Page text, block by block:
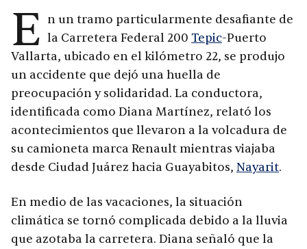
E n un tramo particularmente desafiante de
la Carretera Federal 200 Tepic-Puerto
Vallarta, ubicado en el kilómetro 22, se produjo
un accidente que dejó una huella de
preocupación y solidaridad. La conductora,
identificada como Diana Martínez, relató los
acontecimientos que llevaron a la volcadura de
su camioneta marca Renault mientras viajaba
desde Ciudad Juárez hacia Guayabitos, Nayarit.
En medio de las vacaciones, la situación
climática se tornó complicada debido a la lluvia
que azotaba la carretera. Diana señaló que la